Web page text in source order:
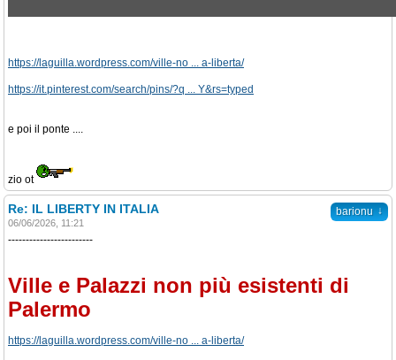
https://laguilla.wordpress.com/ville-no ... a-liberta/
https://it.pinterest.com/search/pins/?q ... Y&rs=typed
e poi il ponte ....
zio ot
barionu ↓
Re: IL LIBERTY IN ITALIA
06/06/2026, 11:21
------------------------
Ville e Palazzi non più esistenti di
Palermo
https://laguilla.wordpress.com/ville-no ... a-liberta/